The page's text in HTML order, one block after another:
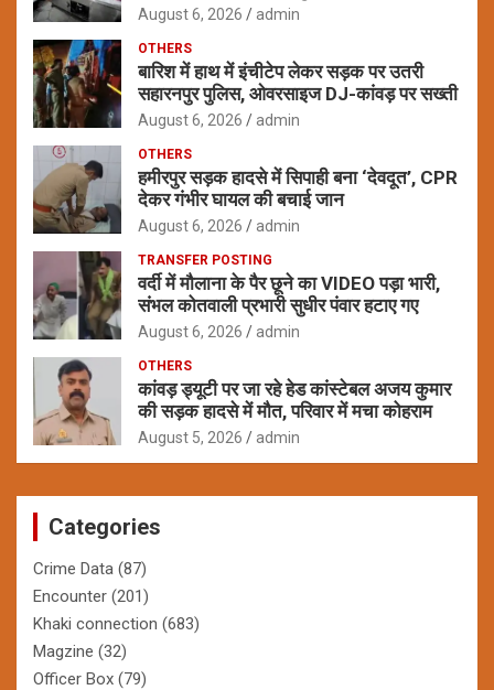
August 6, 2026 admin
OTHERS
बारिश में हाथ में इंचीटेप लेकर सड़क पर उतरी
सहारनपुर पुलिस, ओवरसाइज DJ-कांवड़ पर सख्ती
August 6, 2026 admin
OTHERS
हमीरपुर सड़क हादसे में सिपाही बना ‘देवदूत’, CPR
देकर गंभीर घायल की बचाई जान
August 6, 2026 admin
TRANSFER POSTING
वर्दी में मौलाना के पैर छूने का VIDEO पड़ा भारी,
संभल कोतवाली प्रभारी सुधीर पंवार हटाए गए
August 6, 2026 admin
OTHERS
कांवड़ ड्यूटी पर जा रहे हेड कांस्टेबल अजय कुमार
की सड़क हादसे में मौत, परिवार में मचा कोहराम
August 5, 2026 admin
Categories
Crime Data (87)
Encounter (201)
Khaki connection (683)
Magzine (32)
Officer Box (79)